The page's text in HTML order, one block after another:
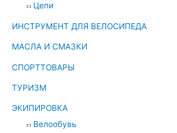
Цепи
ИНСТРУМЕНТ ДЛЯ ВЕЛОСИПЕДА
МАСЛА И СМАЗКИ
СПОРТТОВАРЫ
ТУРИЗМ
ЭКИПИРОВКА
Велообувь